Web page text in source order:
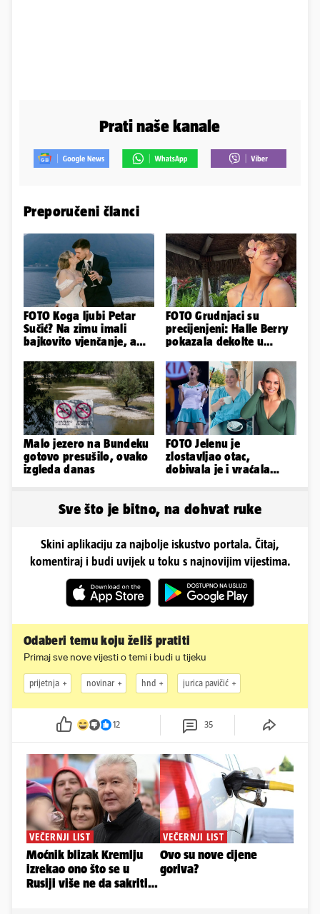
Prati naše kanale
Preporučeni članci
FOTO Koga ljubi Petar
Sučić? Na zimu imali
bajkovito vjenčanje, a
sin!
FOTO Grudnjaci su
precijenjeni: Halle Berry
pokazala dekolte u
haljinici
Malo jezero na Bundeku
gotovo presušilo, ovako
izgleda danas
FOTO Jelenu je
zlostavljao otac,
dobivala je i vraćala
Sve što je bitno, na dohvat ruke
Skini aplikaciju za najbolje iskustvo portala. Čitaj,
komentiraj i budi uvijek u toku s najnovijim vijestima.
Odaberi temu koju želiš pratiti
Primaj sve nove vijesti o temi i budi u tijeku
prijetnja novinar hnd jurica pavičić
12 35